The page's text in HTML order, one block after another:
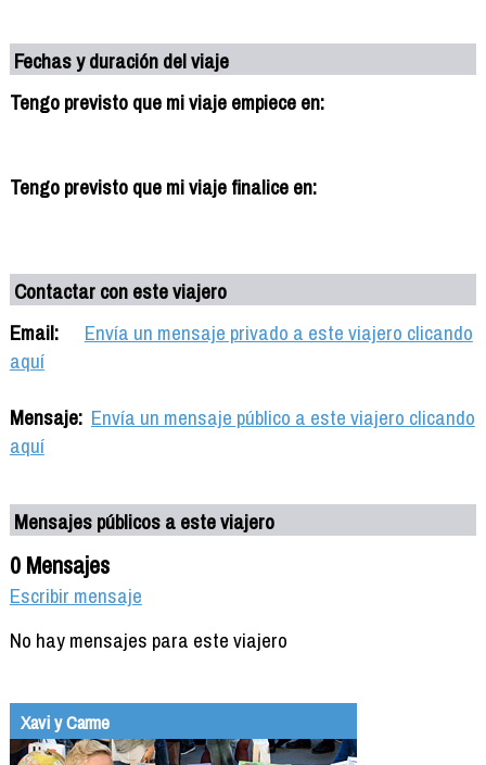
Fechas y duración del viaje
Tengo previsto que mi viaje empiece en:
Tengo previsto que mi viaje finalice en:
Contactar con este viajero
Email:
Envía un mensaje privado a este viajero clicando
aquí
Mensaje: Envía un mensaje público a este viajero clicando
aquí
Mensajes públicos a este viajero
0 Mensajes
Escribir mensaje
No hay mensajes para este viajero
Xavi y Carme